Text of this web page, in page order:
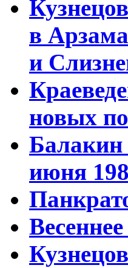
в
и
новых
Балакин
июня